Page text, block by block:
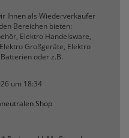
Ihnen als Wiederverkäufer
Bereichen bieten:
Elektro Handelsware,
Großgeräte, Elektro
oder z.B.
um 18:34
Shop